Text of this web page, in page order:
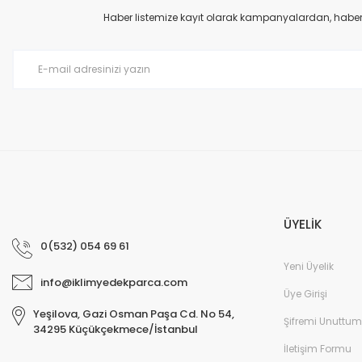
Ürün açıklamasında eksik bilgiler bulunuyor.
Haber listemize kayıt olarak kampanyalardan,
0(532) 054 69 61
info@iklimyedekparca.com
Yeşilova, Gazi Osman Paşa Cd. No 54,
34295 Küçükçekmece/İstanbul
ÜYELİK
Yeni Üyelik
Üye Girişi
Şifremi Unuttum
İletişim Formu